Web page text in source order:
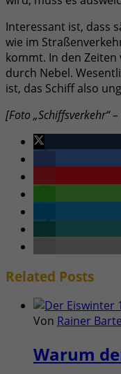
Interessant ist, dass
wie im
kommt. In den
durch Nebel.
ist, das Schiff also
[Foto „Schiffsverkehr“ –
Related Posts
Von Rainer
Warum